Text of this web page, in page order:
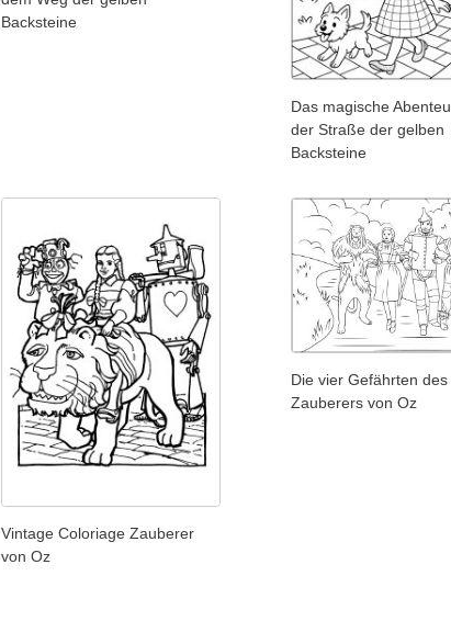
Backsteine
Das magische
der Straße der gelben
Backsteine
Vintage Coloriage Zauberer
von Oz
Die vier Gefährten des
Zauberers von Oz